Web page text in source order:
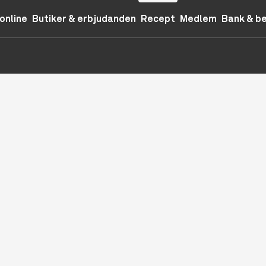
Butiker & erbjudanden Recept Medlem Bank &